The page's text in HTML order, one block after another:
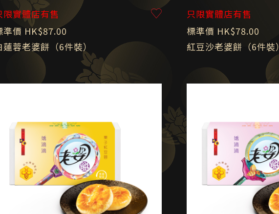
限實體店有售
準價 HK$87.00
蓮蓉老婆餅（6件裝）
只限實體店有售
標準價 HK$78.00
紅豆沙老婆餅（6件裝）